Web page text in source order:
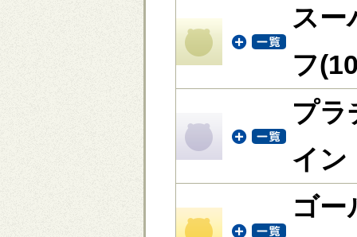
スー
フ
プラ
イン
ゴー